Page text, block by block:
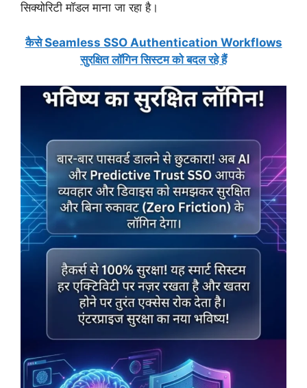
सिक्योरिटी मॉडल माना जा रहा है।
कैसे Seamless SSO Authentication Workflows
सुरक्षित लॉगिन सिस्टम को बदल रहे हैं